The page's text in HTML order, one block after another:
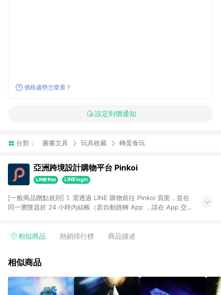
價格趨勢怎麼看？
設定到價通知
分類： 圖書文具 玩具收藏 轉蛋食玩
亞洲跨境設計購物平台 Pinkoi
[一般商品贈點規則] 1. 需透過 LINE 購物前往 Pinkoi 頁面，並在
同一瀏覽器於 24 小時內結帳（若自動跳轉 App ，請在 App 交
回饋訂單不得享有 Pinkoi 站方優惠，例如首購優惠，P coins，
行為，不具贈點資格，部分退款不在此限。 6. APP 請更新至
貨後 45 天後發送。 8. 群眾募資商品，禮物卡，開館保證金，補
運費，攤位費等不具贈點資格。 9. LINE 購物站上之商品規格、
相似商品 熱銷排行榜 商品描述
相似商品